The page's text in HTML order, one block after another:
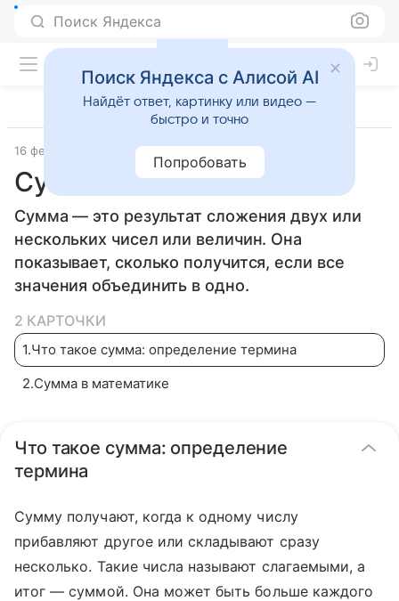
Поиск Яндекса
16 февраля 2026 Дети Mail Математика
Сумма
Сумма — это результат сложения двух или
нескольких чисел или величин. Она
показывает, сколько получится, если все
значения объединить в одно.
2 КАРТОЧКИ
1.Что такое сумма: определение термина
2.Сумма в математике
Что такое сумма: определение
термина
Сумму получают, когда к одному числу
прибавляют другое или складывают сразу
несколько. Такие числа называют слагаемыми, а
итог — суммой. Она может быть больше каждого
Поиск Яндекса с Алисой AI
Найдёт ответ, картинку или видео —
быстро и точно
Попробовать